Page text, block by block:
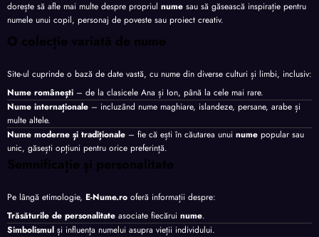
dorește să afle mai multe despre propriul nume sau să găsească inspirație pentru
numele unui copil, personaj de poveste sau proiect creativ.
O colecție variată de nume
Site-ul cuprinde o bază de date vastă, cu nume din diverse culturi și limbi, inclusiv:
Nume românești – de la clasicele Ana și Ion, până la cele mai rare.
Nume internaționale – incluzând nume maghiare, islandeze, persane, arabe și
multe altele.
Nume moderne și tradiționale – fie că ești în căutarea unui nume popular sau
unic, găsești opțiuni pentru orice preferință.
Semnificație și personalitate
Pe lângă etimologie, E-Nume.ro oferă informații despre:
Trăsăturile de personalitate asociate fiecărui nume.
Simbolismul și influența numelui asupra vieții individului.